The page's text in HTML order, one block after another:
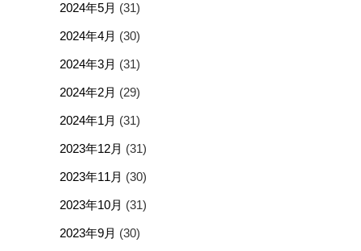
2024年5月 (31)
2024年4月 (30)
2024年3月 (31)
2024年2月 (29)
2024年1月 (31)
2023年12月 (31)
2023年11月 (30)
2023年10月 (31)
2023年9月 (30)